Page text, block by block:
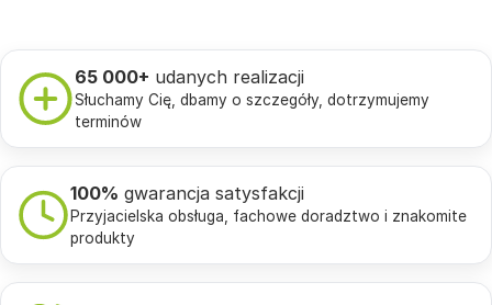
65 000+ udanych realizacji
Słuchamy Cię, dbamy o szczegóły, dotrzymujemy
terminów
100% gwarancja satysfakcji
Przyjacielska obsługa, fachowe doradztwo i znakomite
produkty